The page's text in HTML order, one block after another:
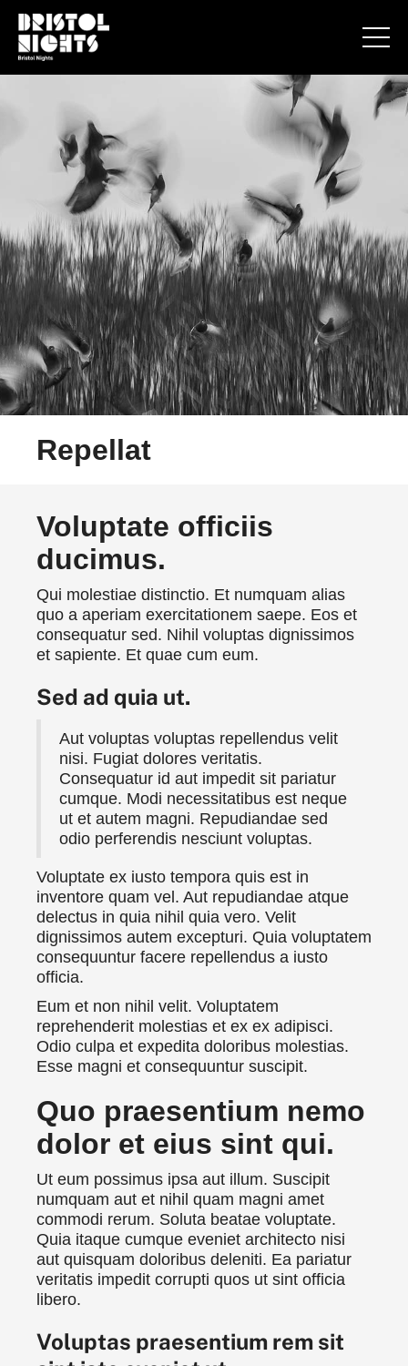
Repellat
Voluptate officiis
ducimus.
Qui molestiae distinctio. Et numquam alias
quo a aperiam exercitationem saepe. Eos et
consequatur sed. Nihil voluptas dignissimos
et sapiente. Et quae cum eum.
Sed ad quia ut.
Aut voluptas voluptas repellendus velit
nisi. Fugiat dolores veritatis.
Consequatur id aut impedit sit pariatur
cumque. Modi necessitatibus est neque
ut et autem magni. Repudiandae sed
odio perferendis nesciunt voluptas.
Voluptate ex iusto tempora quis est in
inventore quam vel. Aut repudiandae atque
delectus in quia nihil quia vero. Velit
dignissimos autem excepturi. Quia voluptatem
consequuntur facere repellendus a iusto
officia.
Eum et non nihil velit. Voluptatem
reprehenderit molestias et ex ex adipisci.
Odio culpa et expedita doloribus molestias.
Esse magni et consequuntur suscipit.
Quo praesentium nemo
dolor et eius sint qui.
Ut eum possimus ipsa aut illum. Suscipit
numquam aut et nihil quam magni amet
commodi rerum. Soluta beatae voluptate.
Quia itaque cumque eveniet architecto nisi
aut quisquam doloribus deleniti. Ea pariatur
veritatis impedit corrupti quos ut sint officia
libero.
Voluptas praesentium rem sit